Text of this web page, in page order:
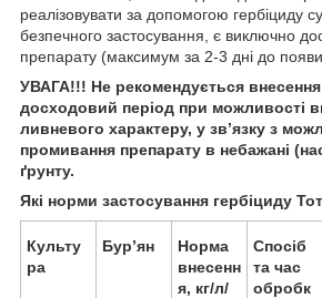
реалізовувати за допомогою гербіциду
безпечного застосування, є виключно
препарату (максимум за 2-3 дні до появи
УВАГА!!! Не рекомендується
досходовий період при можливості
ливневого характеру, у зв’язку з
промивання препарату в небажані
ґрунту.
Які норми застосування гербіциду
Культу
ра
Бур’ян
Норма
внесенн
я, кг/л/
Спосіб
та час
обробк